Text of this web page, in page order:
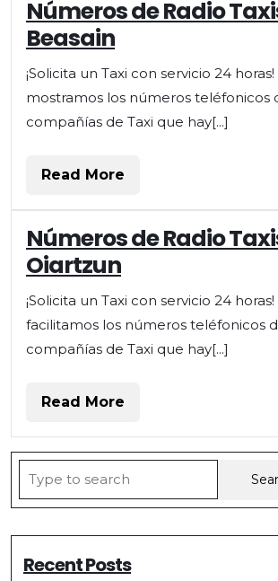
Números de Radio
Beasain
¡Solicita un Taxi con servicio 24
mostramos los números teléfonicos
compañías de Taxi que hay[...]
Read More
Números de Radio
Oiartzun
¡Solicita un Taxi con servicio 24
facilitamos los números teléfonicos
compañías de Taxi que hay[...]
Read More
for:
Recent Posts